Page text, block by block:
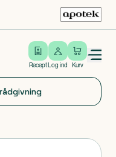
Recept
Log ind
Log ind Kurv
Open/close menu